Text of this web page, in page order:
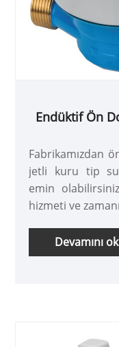
Endüktif Ön
Fabrikamızdan
jetli kuru tip su
emin
hizmeti ve
Devamını